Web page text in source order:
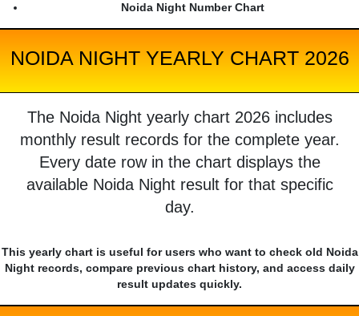
Noida Night Number Chart
NOIDA NIGHT YEARLY CHART 2026
The Noida Night yearly chart 2026 includes
monthly result records for the complete year.
Every date row in the chart displays the
available Noida Night result for that specific
day.
This yearly chart is useful for users who want to check old Noida
Night records, compare previous chart history, and access daily
result updates quickly.